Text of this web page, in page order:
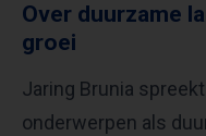
Over duurzame
groei
Jaring Brunia
onderwerpen als